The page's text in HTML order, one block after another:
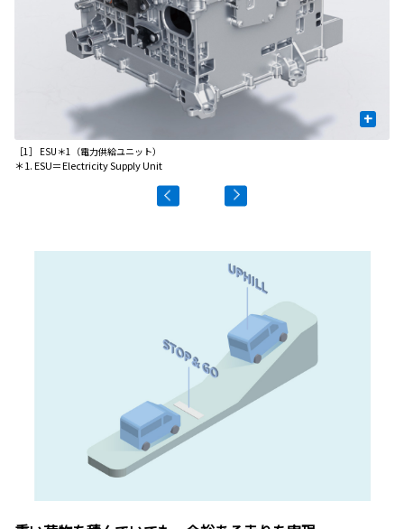
+
［1］ ESU＊1（電力供給ユニット）
＊1. ESU＝Electricity Supply Unit